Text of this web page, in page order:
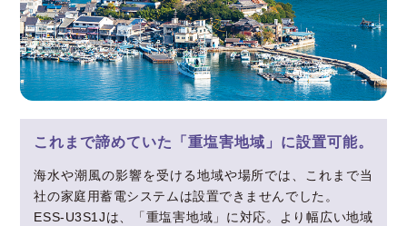
これまで諦めていた「重塩害地域」に設置可能。
海水や潮風の影響を受ける地域や場所では、これまで当
社の家庭用蓄電システムは設置できませんでした。
ESS-U3S1Jは、「重塩害地域」に対応。より幅広い地域